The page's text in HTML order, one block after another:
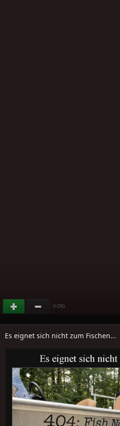
(+26)
Es eignet sich nicht zum Fischen...